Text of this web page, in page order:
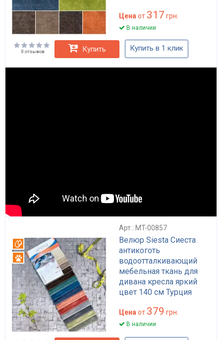
Цена от 317 грн.
В наличии
0 отзывов Купить Купить в 1 клик
Арт.: MT-00857
Велюр Siesta Сиеста
антикоготь
водоотталкивающий
мебельная ткань для
дивана кресла яркий
цвет 140 см Турция
Вотерпруф
Антикоготь
Цена от 379 грн.
В наличии